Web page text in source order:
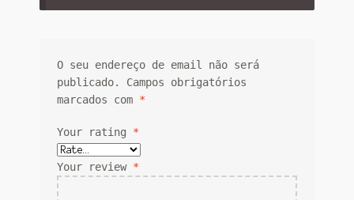
O seu endereço de email não será
publicado.
Campos obrigatórios
marcados com *
Your rating *
Your review *